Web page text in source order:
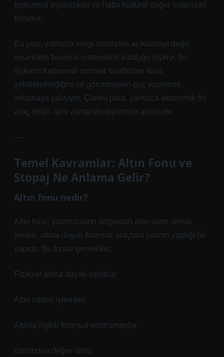
toplumsal eşitsizlikler ve hatta kültürel değer sistemleri
bulunur.
Bu yazı, yalnızca vergi oranlarını açıklamayı değil;
insanların finansal sistemlerle kurduğu ilişkiyi, bu
ilişkinin toplumsal normlar tarafından nasıl
şekillendirildiğini ve görünmeyen güç yapılarını
anlamaya çalışıyor. Çünkü para, yalnızca ekonomik bir
araç değil; aynı zamanda toplumun aynasıdır.
—
Temel Kavramlar: Altın Fonu ve
Stopaj Ne Anlama Gelir?
Altın fonu nedir?
Altın fonu, yatırımcıların doğrudan altın satın almak
yerine, altına dayalı finansal araçlara yatırım yaptığı bir
yapıdır. Bu fonlar genellikle:
Fiziksel altına dayalı varlıklar
Altın vadeli işlemleri
Altınla ilişkili finansal enstrümanlar
üzerinden değer üretir.